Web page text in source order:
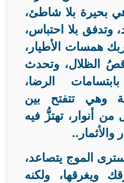
بحيرة بلا شاطئ،
وتدفق بلا احتباس،
همسات الأطيار،
الظلال، وتحدث
الرضا،
وهي تتفتح بين
أنوار، تهتزُّ فيه
والأثمار ..
الموج يتصاعد،
ويغرقها، ولكنه